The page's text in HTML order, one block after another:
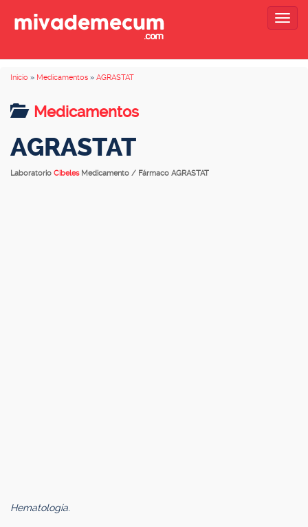
Inicio » Medicamentos » AGRASTAT
Medicamentos
AGRASTAT
Laboratorio Cibeles Medicamento / Fármaco AGRASTAT
Hematología.